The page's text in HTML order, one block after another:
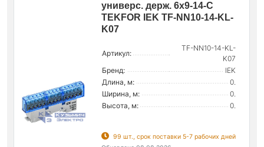
универс. держ. 6х9-14-С
TEKFOR IEK TF-NN10-14-KL-
K07
Артикул:
TF-NN10-14-KL-
K07
Бренд:
IEK
Длина, м:
0.
Ширина, м:
0.
Высота, м:
0.
99 шт., срок поставки 5-7 рабочих дней